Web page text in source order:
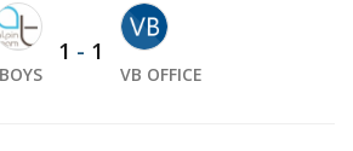
1 - 1
VB OFFICE